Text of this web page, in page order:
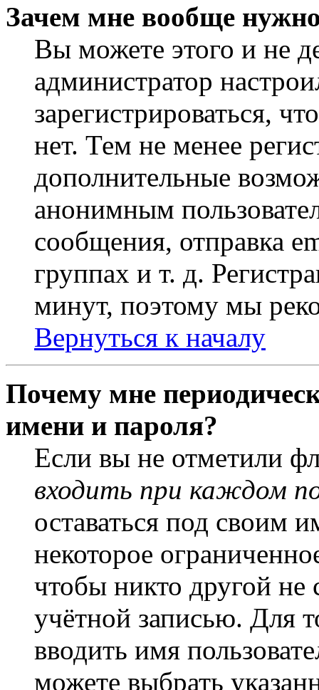
Зачем мне вообще
Вы можете этого и не
администратор
зарегистрироваться,
нет. Тем не менее
дополнительные
анонимным
сообщения, отправка
группах и т. д.
минут, поэтому мы
Вернуться к началу
Почему мне
имени и пароля?
Если вы не отметили
входить при каждом
оставаться под своим
некоторое
чтобы никто другой не
учётной записью. Для
вводить имя
можете выбрать